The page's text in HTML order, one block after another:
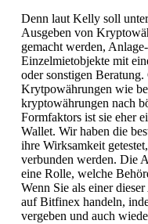
Denn laut Kelly soll
Ausgeben von
gemacht werden,
Einzelmietobjekte mit
oder sonstigen
Krytpowährungen wie
kryptowährungen nach
Formfaktors ist sie eher
Wallet. Wir haben die
ihre Wirksamkeit
verbunden werden. Die
eine Rolle, welche
Wenn Sie als einer
auf Bitfinex handeln,
vergeben und auch